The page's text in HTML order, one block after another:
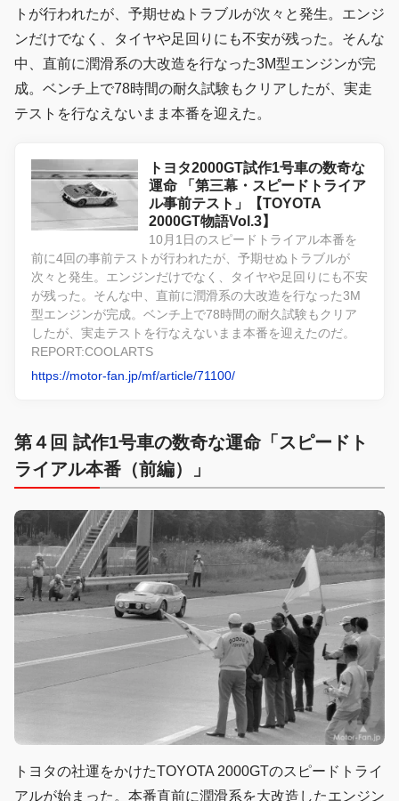
トが行われたが、予期せぬトラブルが次々と発生。エンジ
ンだけでなく、タイヤや足回りにも不安が残った。そんな
中、直前に潤滑系の大改造を行なった3M型エンジンが完
成。ベンチ上で78時間の耐久試験もクリアしたが、実走
テストを行なえないまま本番を迎えた。
トヨタ2000GT試作1号車の数奇な
運命 「第三幕・スピードトライア
ル事前テスト」【TOYOTA
2000GT物語Vol.3】
10月1日のスピードトライアル本番を
前に4回の事前テストが行われたが、予期せぬトラブルが
次々と発生。エンジンだけでなく、タイヤや足回りにも不安
が残った。そんな中、直前に潤滑系の大改造を行なった3M
型エンジンが完成。ベンチ上で78時間の耐久試験もクリア
したが、実走テストを行なえないまま本番を迎えたのだ。
REPORT:COOLARTS
https://motor-fan.jp/mf/article/71100/
第４回 試作1号車の数奇な運命「スピードト
ライアル本番（前編）」
トヨタの社運をかけたTOYOTA 2000GTのスピードトライ
アルが始まった。本番直前に潤滑系を大改造したエンジン